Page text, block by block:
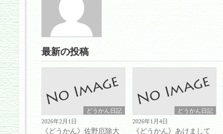
最新の投稿
どうかん日記
2026年2月1日
《どうかん》佐野厄除大
どうかん日記
2026年1月4日
《どうかん》あけまして